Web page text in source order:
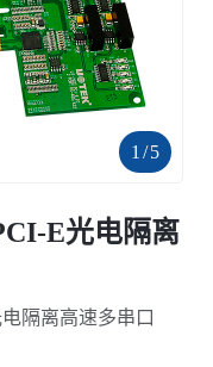
1 /5
E光电隔离
隔离高速多串口